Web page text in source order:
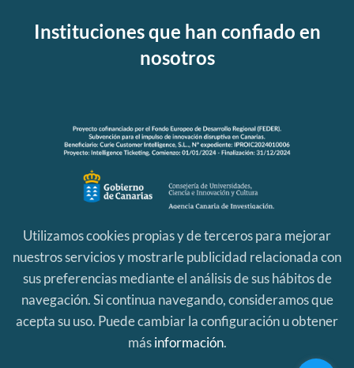
Instituciones que han confiado en
nosotros
Política de Privacidad|
Utilizamos cookies propias y de terceros para mejorar
nuestros servicios y mostrarle publicidad relacionada con
sus preferencias mediante el análisis de sus hábitos de
navegación. Si continua navegando, consideramos que
acepta su uso. Puede cambiar la configuración u obtener
másinformación.